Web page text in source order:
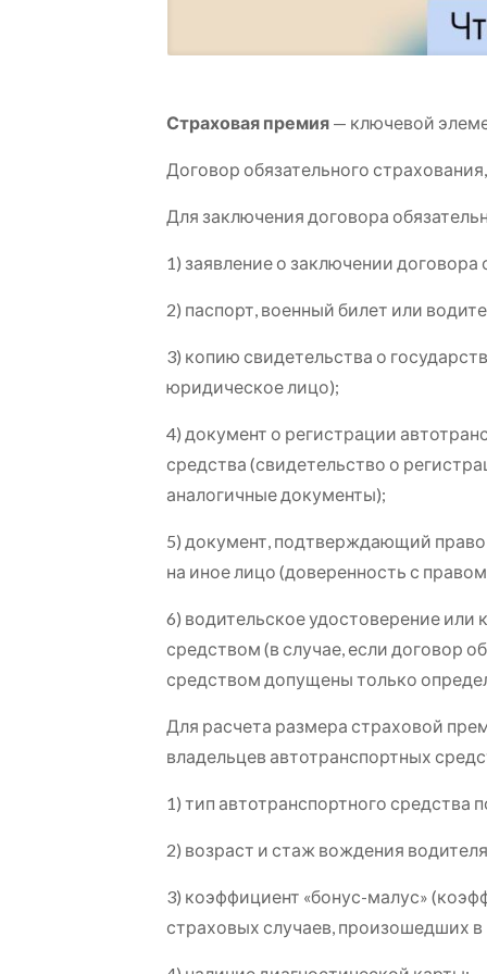
Страховая премия— ключевой
Договор обязательного
Для заключения договора
1) заявление о заключении договора
2) паспорт, военный билет или
3) копию свидетельства о
юридическое лицо);
4) документ о регистрации
средства (свидетельство о
аналогичные документы);
5) документ, подтверждающий право
на иное лицо (доверенность с
6) водительское удостоверение
средством (в случае, если договор
средством допущены только
Для расчета размера страховой
владельцев автотранспортных
1) тип автотранспортного средства
2) возраст и стаж вождения
3) коэффициент «бонус-малус»
страховых случаев, произошедших